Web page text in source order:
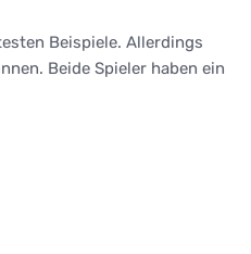
Beispiele. Allerdings
Beide Spieler haben ein